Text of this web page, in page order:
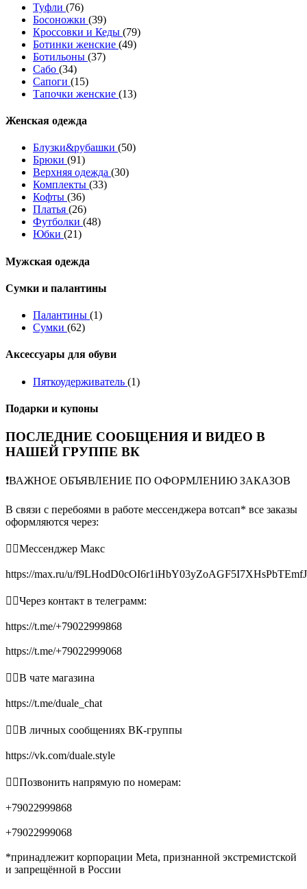
Туфли (76)
Босоножки (39)
Кроссовки и Кеды (79)
Ботинки женские (49)
Ботильоны (37)
Сабо (34)
Сапоги (15)
Тапочки женские (13)
Женская одежда
Блузки&рубашки (50)
Брюки (91)
Верхняя одежда (30)
Комплекты (33)
Кофты (36)
Платья (26)
Футболки (48)
Юбки (21)
Мужская одежда
Сумки и палантины
Палантины (1)
Сумки (62)
Аксессуары для обуви
Пяткоудерживатель (1)
Подарки и купоны
ПОСЛЕДНИЕ СООБЩЕНИЯ И ВИДЕО В
НАШЕЙ ГРУППЕ ВК
❗️ВАЖНОЕ ОБЪЯВЛЕНИЕ ПО ОФОРМЛЕНИЮ ЗАКАЗОВ
В связи с перебоями в работе мессенджера вотсап* все заказы
оформляются через:
👉🏻Мессенджер Макс
https://max.ru/u/
👉🏻Через контакт в телеграмм:
https://t.me/+79022999868
https://t.me/+79022999068
👉🏻В чате магазина
https://t.me/duale_chat
👉🏻В личных сообщениях ВК-группы
https://vk.com/duale.style
👉🏻Позвонить напрямую по номерам:
+79022999868
+79022999068
*принадлежит корпорации Meta, признанной экстремистской
и запрещённой в России